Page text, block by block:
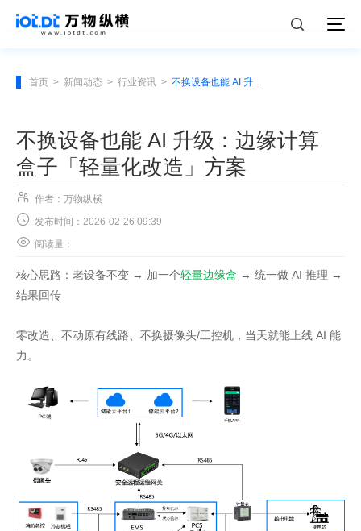
首页 > 新闻动态 > 行业资讯 > 不换设备也能 AI 升级：边缘计算盒子「轻量化改造」方案
不换设备也能 AI 升级：边缘计算
盒子「轻量化改造」方案
 作者：万物纵横
 发布时间：2026-02-26 09:39
 阅读量：
核心思路：老设备不变 → 加一个轻量边缘盒 → 统一做 AI 推理 →
结果回传
零改造、不动原有线路、不换摄像头/工控机，当天就能上线 AI 能
力。